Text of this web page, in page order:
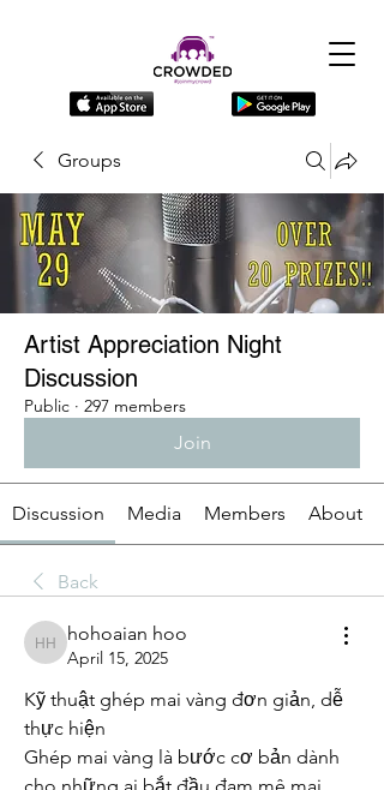
Groups
Artist Appreciation Night
Discussion
Public · 297 members
Join
Discussion Media Members About
Back
hohoaian hoo
hohoaian hoo
April 15, 2025
Kỹ thuật ghép mai vàng đơn giản, dễ
thực hiện
Ghép mai vàng là bước cơ bản dành